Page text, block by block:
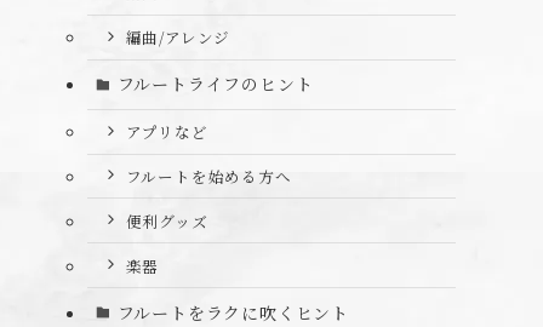
編曲/アレンジ
フルートライフのヒント
アプリなど
フルートを始める方へ
便利グッズ
楽器
フルートをラクに吹くヒント